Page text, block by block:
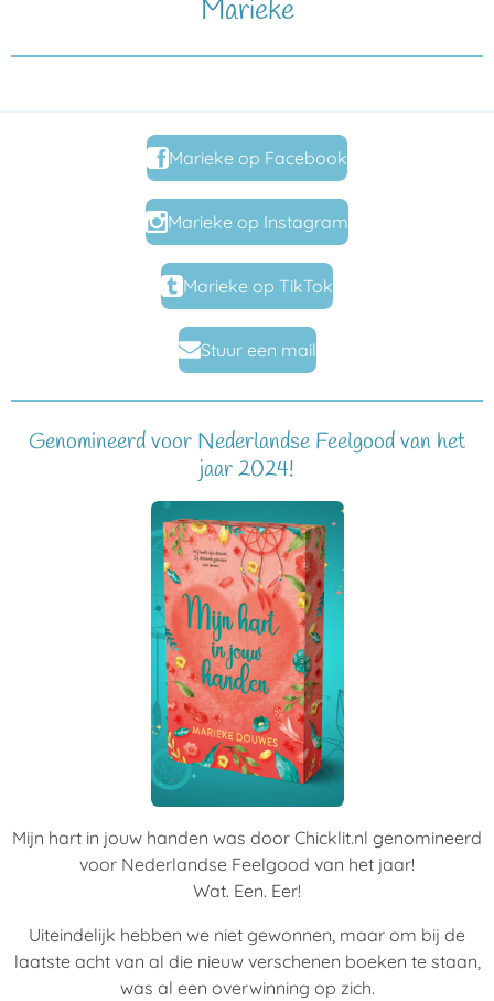
Marieke
Marieke op Facebook
Marieke op Instagram
Marieke op TikTok
Stuur een mail
Genomineerd voor Nederlandse Feelgood van het
jaar 2024!
Mijn hart in jouw handen was door Chicklit.nl genomineerd
voor Nederlandse Feelgood van het jaar!
Wat. Een. Eer!
Uiteindelijk hebben we niet gewonnen, maar om bij de
laatste acht van al die nieuw verschenen boeken te staan,
was al een overwinning op zich.